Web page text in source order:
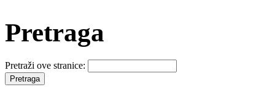
Pretraga
Pretraži ove stranice: